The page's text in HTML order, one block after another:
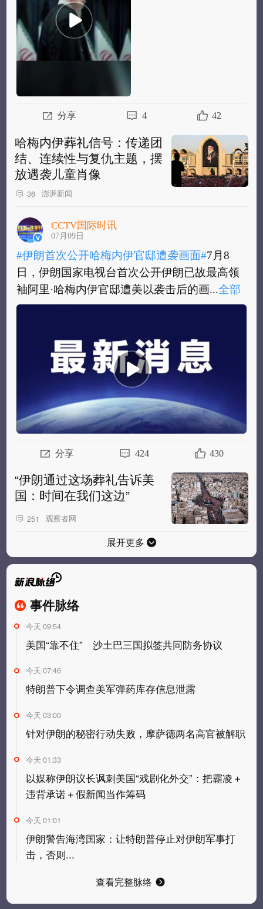
分享 4 42
哈梅内伊葬礼信号：传递团
结、连续性与复仇主题，摆
放遇袭儿童肖像
36 澎湃新闻
CCTV国际时讯
07月09日
#伊朗首次公开哈梅内伊官邸遭袭画面#7月8
日，伊朗国家电视台首次公开伊朗已故最高领
袖阿里·哈梅内伊官邸遭美以袭击后的画...全部
#伊朗首次公开哈梅内伊官邸遭袭画面#7月8
袖阿里·哈梅内伊官邸遭美以袭击后的画面...
分享 424 430
“伊朗通过这场葬礼告诉美
国：时间在我们这边”
251 观察者网
展开更多
事件脉络
事件脉络
今天 09:54
美国“靠不住” 沙土巴三国拟签共同防务协议
今天 07:46
特朗普下令调查美军弹药库存信息泄露
今天 03:00
针对伊朗的秘密行动失败，摩萨德两名高官被解职
今天 01:33
以媒称伊朗议长讽刺美国“戏剧化外交”：把霸凌＋
违背承诺＋假新闻当作筹码
今天 01:01
伊朗警告海湾国家：让特朗普停止对伊朗军事打
击，否则...
查看完整脉络